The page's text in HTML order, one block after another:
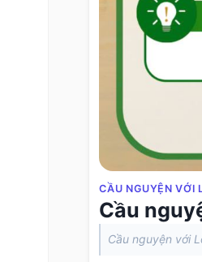
CẦU NGUYỆN VỚI
Cầu
Cầu nguyện với